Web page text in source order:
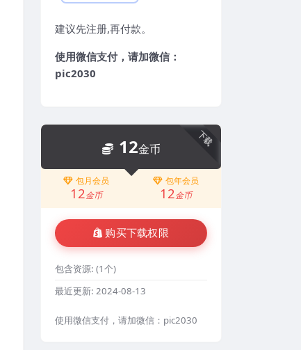
建议先注册,再付款。
使用微信支付，请加微信：
pic2030
下载
12金币
包月会员
12金币
包年会员
12金币
购买下载权限
包含资源: (1个)
最近更新: 2024-08-13
使用微信支付，请加微信：pic2030